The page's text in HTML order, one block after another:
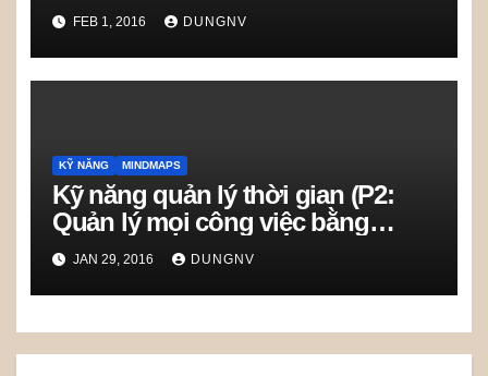
FEB 1, 2016 DUNGNV
KỸ NĂNG MINDMAPS
Kỹ năng quản lý thời gian (P2:
Quản lý mọi công việc bằng
Dashboard maps)
JAN 29, 2016 DUNGNV